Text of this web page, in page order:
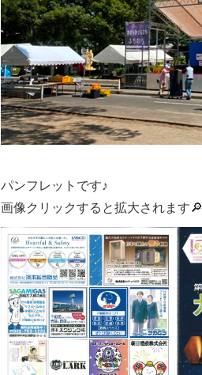
パンフレットです♪
画像クリックすると拡大されます🔎